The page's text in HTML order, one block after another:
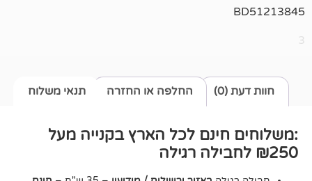
תנאי משלוח החלפה או החזרה
לכל הארץ בקנייה מעל